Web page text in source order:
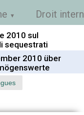
Droit
2010 sul
sequestrati
2010 über